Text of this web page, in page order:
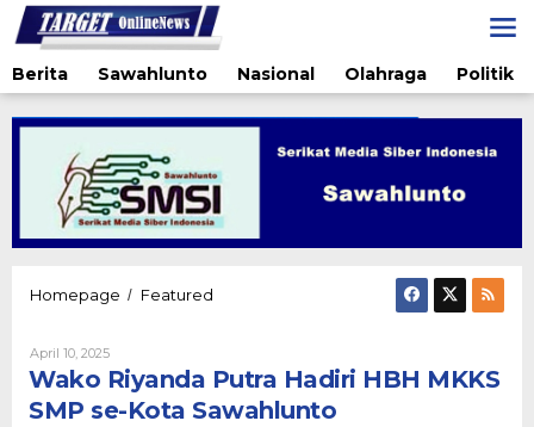
Lewati
ke
konten
Berita
Sawahlunto Nasional Olahraga Politik
Homepage / Featured
HBH
SMP
April 10, 2025Oleh
Admin@targetonlinenews.com
Wako Riyanda Putra Hadiri HBH MKKS
SMP se-Kota Sawahlunto